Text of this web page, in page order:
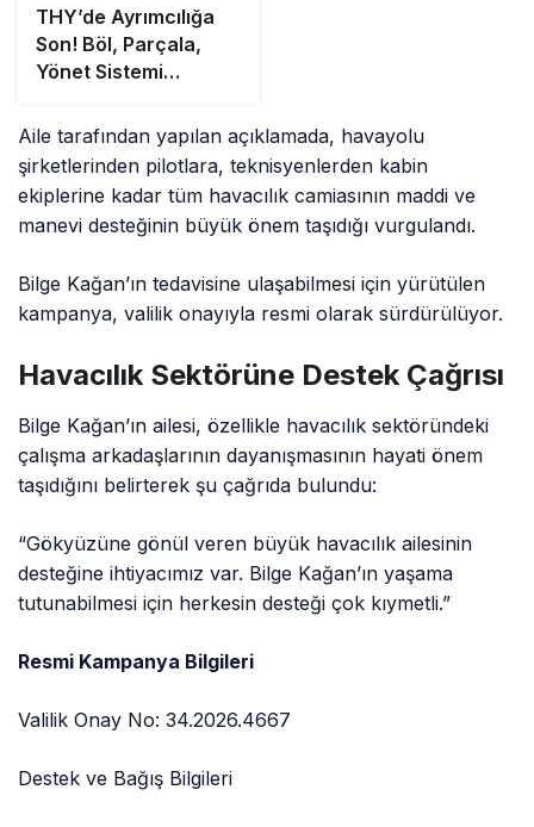
THY’de Ayrımcılığa
Son! Böl, Parçala,
Yönet Sistemi
bu jump seat sorunu
!!
Aile tarafından yapılan açıklamada, havayolu
şirketlerinden pilotlara, teknisyenlerden kabin
ekiplerine kadar tüm havacılık camiasının maddi ve
manevi desteğinin büyük önem taşıdığı vurgulandı.
Bilge Kağan’ın tedavisine ulaşabilmesi için yürütülen
kampanya, valilik onayıyla resmi olarak sürdürülüyor.
Havacılık Sektörüne Destek Çağrısı
Bilge Kağan’ın ailesi, özellikle havacılık sektöründeki
çalışma arkadaşlarının dayanışmasının hayati önem
taşıdığını belirterek şu çağrıda bulundu:
“Gökyüzüne gönül veren büyük havacılık ailesinin
desteğine ihtiyacımız var. Bilge Kağan’ın yaşama
tutunabilmesi için herkesin desteği çok kıymetli.”
Resmi Kampanya Bilgileri
Valilik Onay No: 34.2026.4667
Destek ve Bağış Bilgileri